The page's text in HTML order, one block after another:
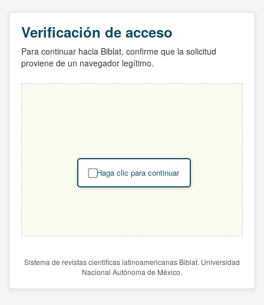
Verificación de acceso
Para continuar hacia Biblat, confirme que la solicitud
proviene de un navegador legítimo.
Haga clic para continuar
Sistema de revistas científicas latinoamericanas Biblat. Universidad
Nacional Autónoma de México.